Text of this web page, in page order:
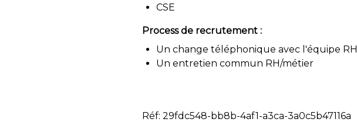
CSE
Process de recrutement :
Un change téléphonique avec l'équipe RH
Un entretien commun RH/métier
Réf: 29fdc548-bb8b-4af1-a3ca-3a0c5b47116a